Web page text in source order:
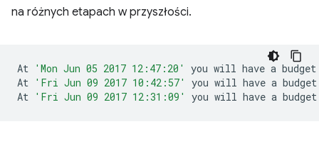
na różnych etapach w przyszłości.
At 'Mon Jun 05 2017 12:47:20' you will have a budget
At 'Fri Jun 09 2017 10:42:57' you will have a budget
At 'Fri Jun 09 2017 12:31:09' you will have a budget